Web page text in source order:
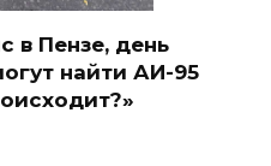
в Пензе, день
найти АИ-95